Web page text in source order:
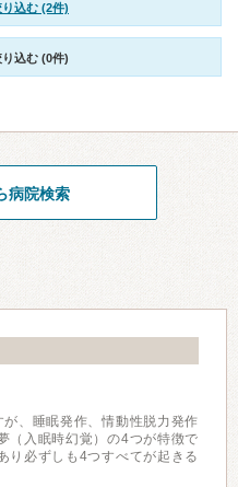
込む (2件)
込む (0件)
病院検索
、睡眠発作、情動性脱力発作
（入眠時幻覚）の4つが特徴で
り必ずしも4つすべてが起きる